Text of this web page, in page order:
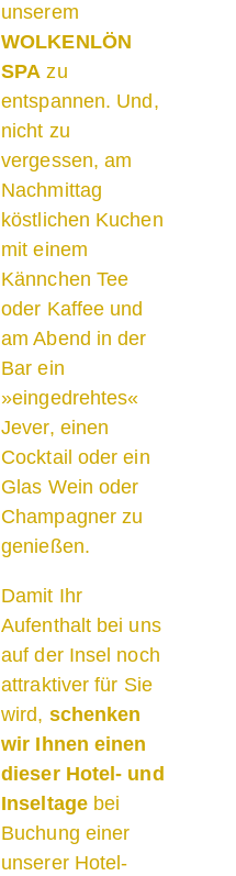
unserem
WOLKENLÖN
SPA zu
entspannen. Und,
nicht zu
vergessen, am
Nachmittag
köstlichen Kuchen
mit einem
Kännchen Tee
oder Kaffee und
am Abend in der
Bar ein
»eingedrehtes«
Jever, einen
Cocktail oder ein
Glas Wein oder
Champagner zu
genießen.
Damit Ihr
Aufenthalt bei uns
auf der Insel noch
attraktiver für Sie
wird, schenken
wir Ihnen einen
dieser Hotel- und
Inseltagebei
Buchung einer
unserer Hotel-